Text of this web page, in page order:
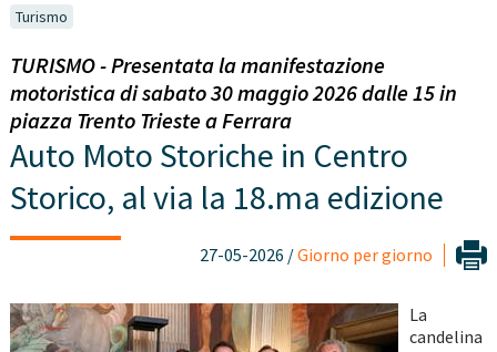
Turismo
TURISMO - Presentata la manifestazione
motoristica di sabato 30 maggio 2026 dalle 15 in
piazza Trento Trieste a Ferrara
Auto Moto Storiche in Centro
Storico, al via la 18.ma edizione
27-05-2026 /Giorno per giorno
La
candelina